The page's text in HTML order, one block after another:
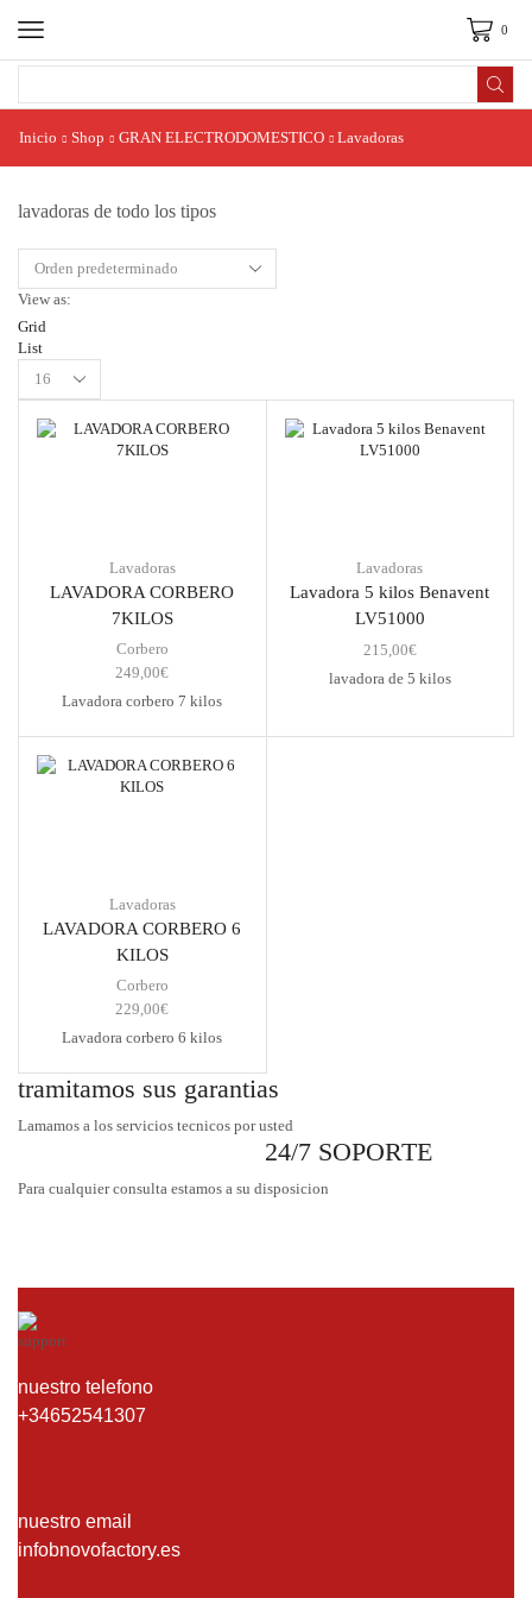
0
Inicio
Shop GRAN ELECTRODOMESTICO Lavadoras
lavadoras de todo los tipos
View as:
Grid
List
per
Lavadoras
LAVADORA CORBERO
7KILOS
Corbero
249,00€
Lavadora corbero 7 kilos
Lavadoras
Lavadora 5 kilos Benavent
LV51000
215,00€
lavadora de 5 kilos
Lavadoras
LAVADORA CORBERO 6
KILOS
Corbero
229,00€
Lavadora corbero 6 kilos
tramitamos sus garantias
Lamamos a los servicios tecnicos por usted
24/7 SOPORTE
Para cualquier consulta estamos a su disposicion
nuestro telefono
+34652541307
nuestro email
infobnovofactory.es